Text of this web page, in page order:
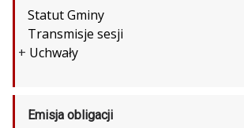
Statut Gminy
Transmisje sesji
+ Uchwały
Emisja obligacji